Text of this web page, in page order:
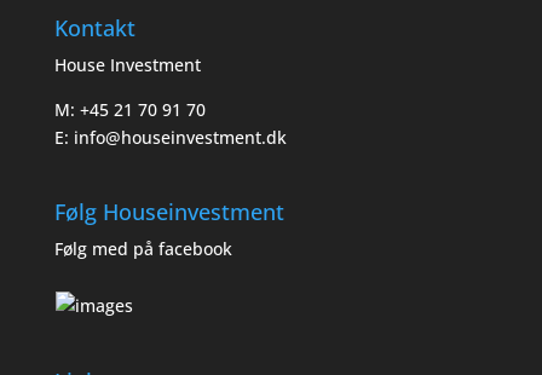
Kontakt
House Investment
M: +45 21 70 91 70
E: info@houseinvestment.dk
Følg Houseinvestment
Følg med på facebook